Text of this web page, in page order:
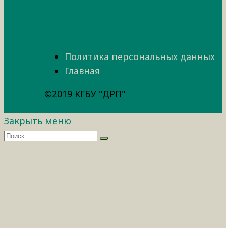
Политика персональных данных
Главная
©2019 КГБУ "ДРП"
Закрыть меню